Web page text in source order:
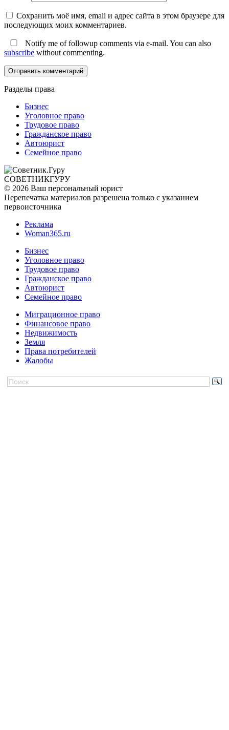
Сохранить моё имя, email и адрес сайта в этом браузере для
последующих моих комментариев.
Notify me of followup comments via e-mail. You can also
subscribe without commenting.
Разделы права
Бизнес
Уголовное право
Трудовое право
Гражданское право
Автоюрист
Семейное право
СОВЕТНИКГУРУ
© 2026 Ваш персональный юрист
Перепечатка материалов разрешена только с указанием
первоисточника
Реклама
Woman365.ru
Бизнес
Уголовное право
Трудовое право
Гражданское право
Автоюрист
Семейное право
Миграционное право
Финансовое право
Недвижимость
Земля
Права потребителей
Жалобы